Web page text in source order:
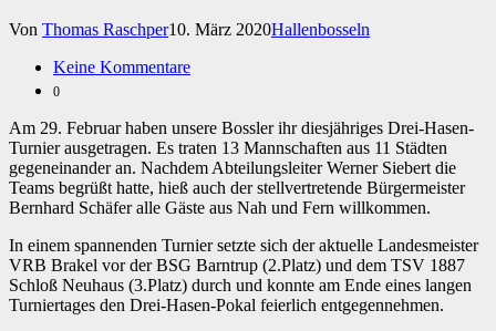
Von Thomas Raschper10. März 2020Hallenbosseln
Keine Kommentare
0
Am 29. Februar haben unsere Bossler ihr diesjähriges Drei-Hasen-
Turnier ausgetragen. Es traten 13 Mannschaften aus 11 Städten
gegeneinander an. Nachdem Abteilungsleiter Werner Siebert die
Teams begrüßt hatte, hieß auch der stellvertretende Bürgermeister
Bernhard Schäfer alle Gäste aus Nah und Fern willkommen.
In einem spannenden Turnier setzte sich der aktuelle Landesmeister
VRB Brakel vor der BSG Barntrup (2.Platz) und dem TSV 1887
Schloß Neuhaus (3.Platz) durch und konnte am Ende eines langen
Turniertages den Drei-Hasen-Pokal feierlich entgegennehmen.